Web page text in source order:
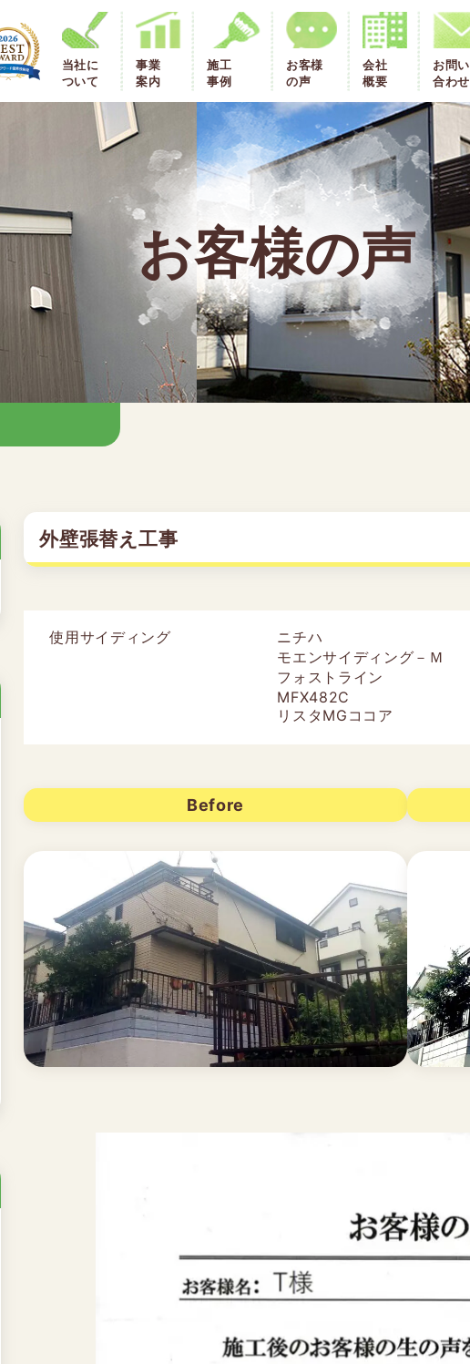
当社に
ついて
事業
案内
施工
事例
お客様
の声
会社
概要
お問い
合わせ
お客様の声
外壁張替え工事
使用サイディング
ニチハ
モエンサイディング－Ｍ
フォストライン
MFX482C
リスタMGココア
Before